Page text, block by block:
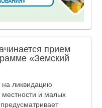
прием
«Земский
ликвидацию
местности и малых